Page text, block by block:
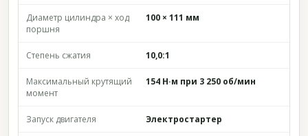
Диаметр цилиндра × ход
поршня
100 × 111 мм
Степень сжатия 10,0:1
Максимальный крутящий
момент
154 Н·м при 3 250 об/мин
Запуск двигателя Электростартер